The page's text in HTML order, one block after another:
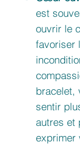
est
ouvrir le
favoriser
bracelet,
sentir
autres et
exprimer